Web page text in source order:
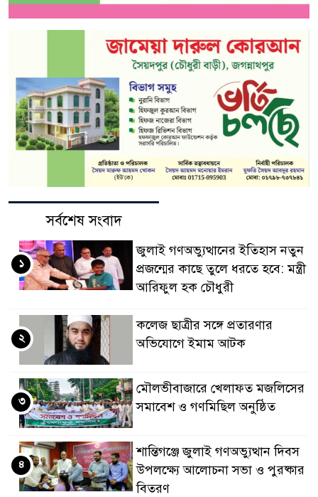
সর্বশেষ সংবাদ
জুলাই গণঅভ্যুত্থানের ইতিহাস নতুন
প্রজন্মের কাছে তুলে ধরতে হবে: মন্ত্রী
আরিফুল হক চৌধুরী
১
কলেজ ছাত্রীর সঙ্গে প্রতারণার
অভিযোগে ইমাম আটক
২
মৌলভীবাজারে খেলাফত মজলিসের
সমাবেশ ও গণমিছিল অনুষ্ঠিত
৩
শান্তিগঞ্জে জুলাই গণঅভ্যুত্থান দিবস
উপলক্ষ্যে আলোচনা সভা ও পুরষ্কার
বিতরণ
৪